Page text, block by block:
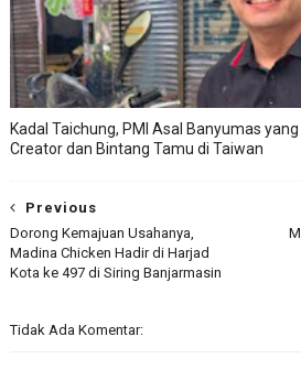
Kadal Taichung, PMI Asal Banyumas
Creator dan Bintang Tamu di Taiwan
Previous
Dorong Kemajuan Usahanya,
Madina Chicken Hadir di Harjad
Kota ke 497 di Siring Banjarmasin
Tidak Ada Komentar: